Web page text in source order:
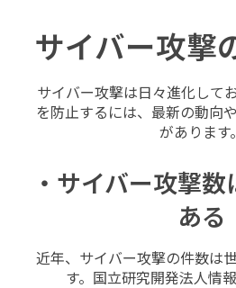
サイバー攻撃
サイバー攻撃は日々進化して
を防止するには、最新の動向
があります。
・サイバー攻撃
ある
近年、サイバー攻撃の件数は
す。国立研究開発法人情